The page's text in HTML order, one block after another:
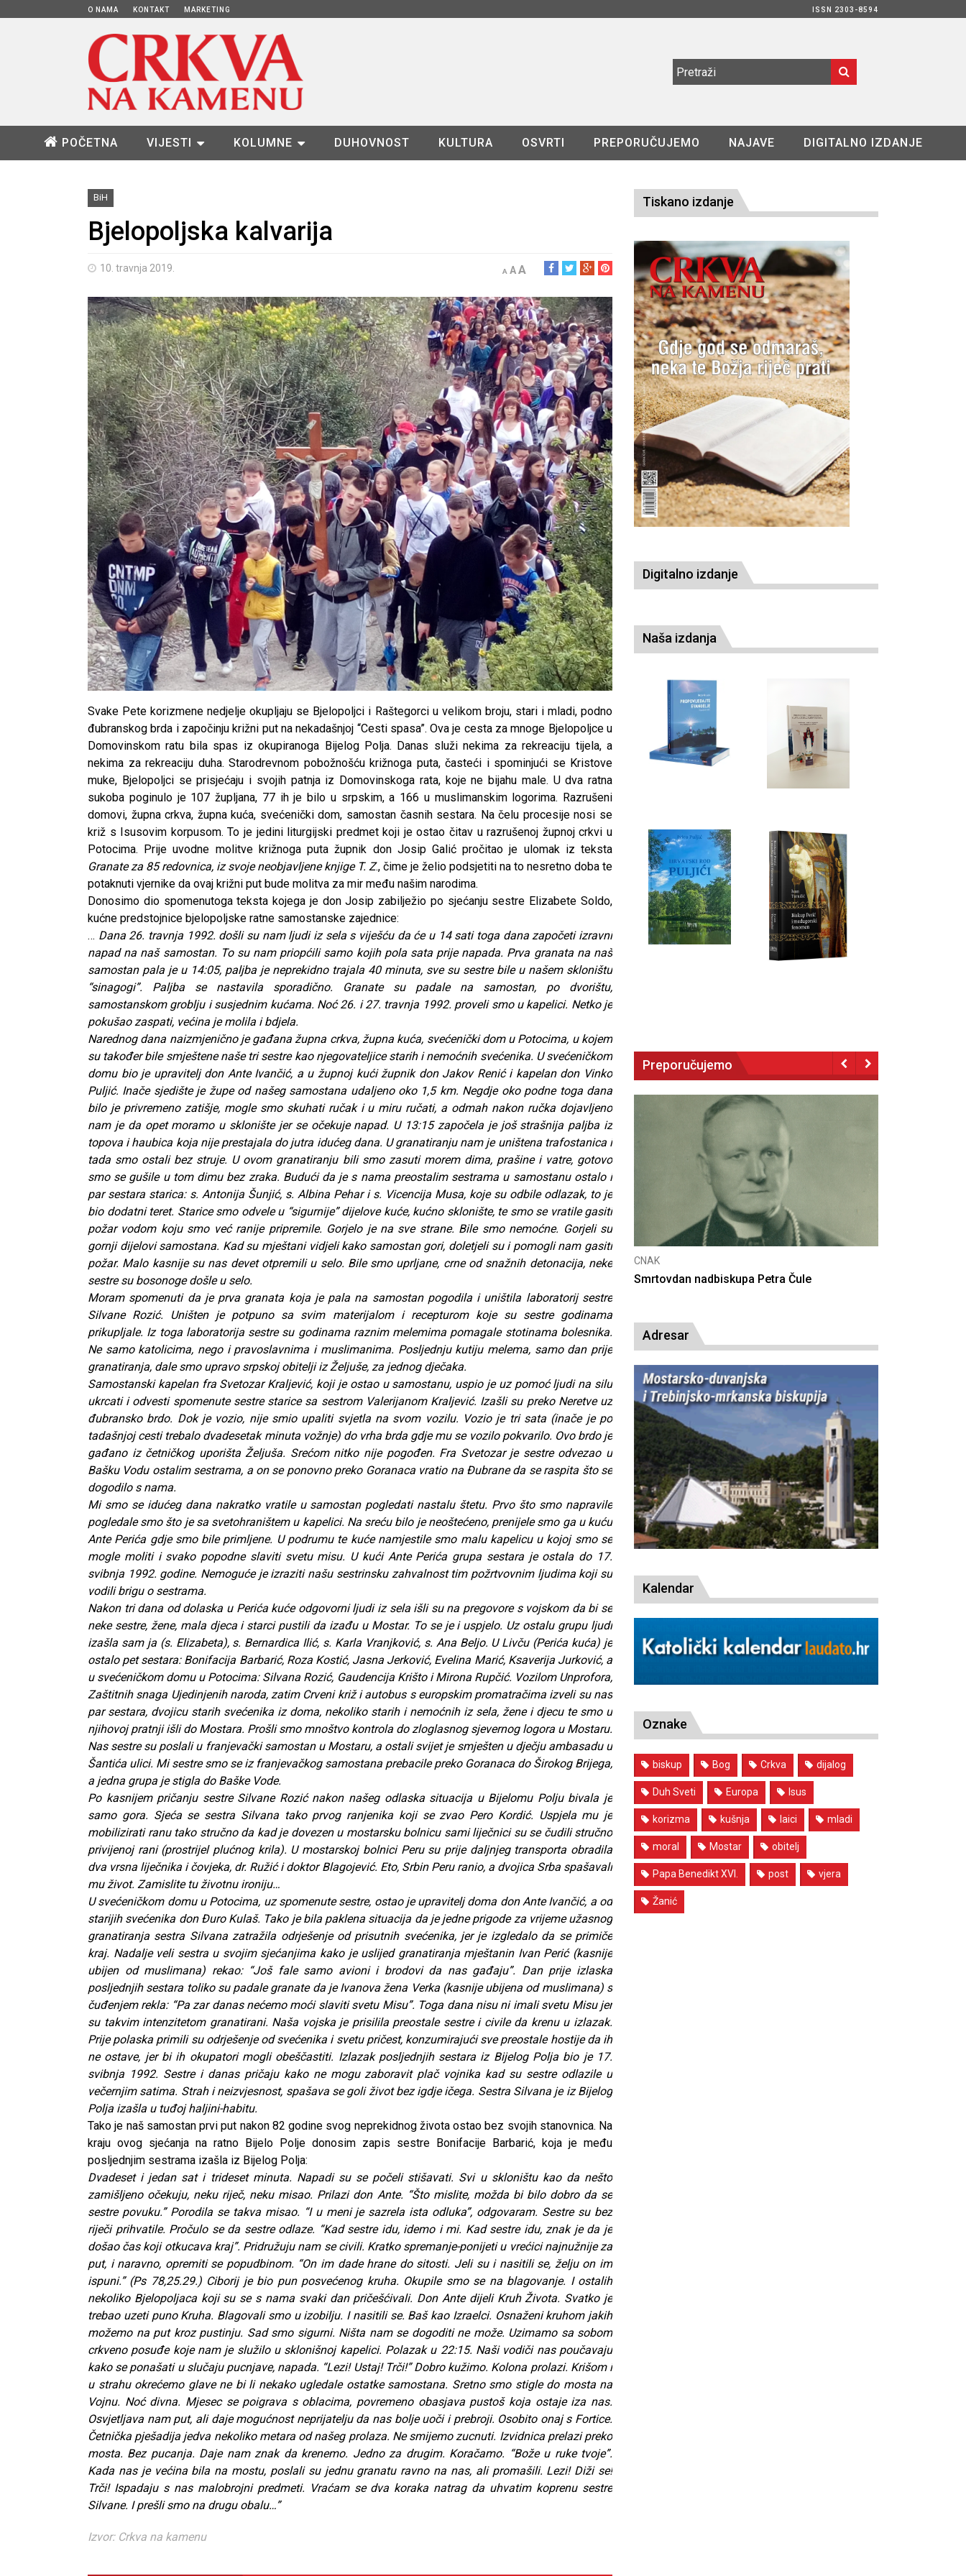
O NAMA KONTAKT MARKETING ISSN 2303-8594
POČETNA VIJESTI KOLUMNE DUHOVNOST KULTURA OSVRTI PREPORUČUJEMO NAJAVE DIGITALNO IZDANJE
BiH
Bjelopoljska kalvarija
10. travnja 2019. A AA
Svake Pete korizmene nedjelje okupljaju se Bjelopoljci i Raštegorci u velikom broju, stari i mladi, podno
đubranskog brda i započinju križni put na nekadašnjoj “Cesti spasa”. Ova je cesta za mnoge Bjelopoljce u
Domovinskom ratu bila spas iz okupiranoga Bijelog Polja. Danas služi nekima za rekreaciju tijela, a
nekima za rekreaciju duha. Starodrevnom pobožnošću križnoga puta, časteći i spominjući se Kristove
muke, Bjelopoljci se prisjećaju i svojih patnja iz Domovinskoga rata, koje ne bijahu male. U dva ratna
sukoba poginulo je 107 župljana, 77 ih je bilo u srpskim, a 166 u muslimanskim logorima. Razrušeni
domovi, župna crkva, župna kuća, svećenički dom, samostan časnih sestara. Na čelu procesije nosi se
križ s Isusovim korpusom. To je jedini liturgijski predmet koji je ostao čitav u razrušenoj župnoj crkvi u
Potocima. Prije uvodne molitve križnoga puta župnik don Josip Galić pročitao je ulomak iz teksta
Granate za 85 redovnica, iz svoje neobjavljene knjige T. Z., čime je želio podsjetiti na to nesretno doba te
potaknuti vjernike da ovaj križni put bude molitva za mir među našim narodima.
Donosimo dio spomenutoga teksta kojega je don Josip zabilježio po sjećanju sestre Elizabete Soldo,
kućne predstojnice bjelopoljske ratne samostanske zajednice:
… Dana 26. travnja 1992. došli su nam ljudi iz sela s viješću da će u 14 sati toga dana započeti izravni
napad na naš samostan. To su nam priopćili samo kojih pola sata prije napada. Prva granata na naš
samostan pala je u 14:05, paljba je neprekidno trajala 40 minuta, sve su sestre bile u našem skloništu
“sinagogi”. Paljba se nastavila sporadično. Granate su padale na samostan, po dvorištu,
samostanskom groblju i susjednim kućama. Noć 26. i 27. travnja 1992. proveli smo u kapelici. Netko je
pokušao zaspati, većina je molila i bdjela.
Narednog dana naizmjenično je gađana župna crkva, župna kuća, svećenički dom u Potocima, u kojem
su također bile smještene naše tri sestre kao njegovateljice starih i nemoćnih svećenika. U svećeničkom
domu bio je upravitelj don Ante Ivančić, a u župnoj kući župnik don Jakov Renić i kapelan don Vinko
Puljić. Inače sjedište je župe od našeg samostana udaljeno oko 1,5 km. Negdje oko podne toga dana
bilo je privremeno zatišje, mogle smo skuhati ručak i u miru ručati, a odmah nakon ručka dojavljeno
nam je da opet moramo u sklonište jer se očekuje napad. U 13:15 započela je još strašnija paljba iz
topova i haubica koja nije prestajala do jutra idućeg dana. U granatiranju nam je uništena trafostanica i
tada smo ostali bez struje. U ovom granatiranju bili smo zasuti morem dima, prašine i vatre, gotovo
smo se gušile u tom dimu bez zraka. Budući da je s nama preostalim sestrama u samostanu ostalo i
par sestara starica: s. Antonija Šunjić, s. Albina Pehar i s. Vicencija Musa, koje su odbile odlazak, to je
bio dodatni teret. Starice smo odvele u “sigurnije” dijelove kuće, kućno sklonište, te smo se vratile gasiti
požar vodom koju smo već ranije pripremile. Gorjelo je na sve strane. Bile smo nemoćne. Gorjeli su
gornji dijelovi samostana. Kad su mještani vidjeli kako samostan gori, doletjeli su i pomogli nam gasiti
požar. Malo kasnije su nas devet otpremili u selo. Bile smo uprljane, crne od snažnih detonacija, neke
sestre su bosonoge došle u selo.
Moram spomenuti da je prva granata koja je pala na samostan pogodila i uništila laboratorij sestre
Silvane Rozić. Uništen je potpuno sa svim materijalom i recepturom koje su sestre godinama
prikupljale. Iz toga laboratorija sestre su godinama raznim melemima pomagale stotinama bolesnika.
Ne samo katolicima, nego i pravoslavnima i muslimanima. Posljednju kutiju melema, samo dan prije
granatiranja, dale smo upravo srpskoj obitelji iz Željuše, za jednog dječaka.
Samostanski kapelan fra Svetozar Kraljević, koji je ostao u samostanu, uspio je uz pomoć ljudi na silu
ukrcati i odvesti spomenute sestre starice sa sestrom Valerijanom Kraljević. Izašli su preko Neretve uz
đubransko brdo. Dok je vozio, nije smio upaliti svjetla na svom vozilu. Vozio je tri sata (inače je po
tadašnjoj cesti trebalo dvadesetak minuta vožnje) do vrha brda gdje mu se vozilo pokvarilo. Ovo brdo je
gađano iz četničkog uporišta Željuša. Srećom nitko nije pogođen. Fra Svetozar je sestre odvezao u
Bašku Vodu ostalim sestrama, a on se ponovno preko Goranaca vratio na Đubrane da se raspita što se
dogodilo s nama.
Mi smo se idućeg dana nakratko vratile u samostan pogledati nastalu štetu. Prvo što smo napravile
pogledale smo što je sa svetohraništem u kapelici. Na sreću bilo je neoštećeno, prenijele smo ga u kuću
Ante Perića gdje smo bile primljene. U podrumu te kuće namjestile smo malu kapelicu u kojoj smo se
mogle moliti i svako popodne slaviti svetu misu. U kući Ante Perića grupa sestara je ostala do 17.
svibnja 1992. godine. Nemoguće je izraziti našu sestrinsku zahvalnost tim požrtvovnim ljudima koji su
vodili brigu o sestrama.
Nakon tri dana od dolaska u Perića kuće odgovorni ljudi iz sela išli su na pregovore s vojskom da bi se
neke sestre, žene, mala djeca i starci pustili da izađu u Mostar. To se je i uspjelo. Uz ostalu grupu ljudi
izašla sam ja (s. Elizabeta), s. Bernardica Ilić, s. Karla Vranjković, s. Ana Beljo. U Livču (Perića kuća) je
ostalo pet sestara: Bonifacija Barbarić, Roza Kostić, Jasna Jerković, Evelina Marić, Ksaverija Jurković, a
u svećeničkom domu u Potocima: Silvana Rozić, Gaudencija Krišto i Mirona Rupčić. Vozilom Unprofora,
Zaštitnih snaga Ujedinjenih naroda, zatim Crveni križ i autobus s europskim promatračima izveli su nas
par sestara, dvojicu starih svećenika iz doma, nekoliko starih i nemoćnih iz sela, žene i djecu te smo u
njihovoj pratnji išli do Mostara. Prošli smo mnoštvo kontrola do zloglasnog sjevernog logora u Mostaru.
Nas sestre su poslali u franjevački samostan u Mostaru, a ostali svijet je smješten u dječju ambasadu u
Šantića ulici. Mi sestre smo se iz franjevačkog samostana prebacile preko Goranaca do Širokog Brijega,
a jedna grupa je stigla do Baške Vode.
Po kasnijem pričanju sestre Silvane Rozić nakon našeg odlaska situacija u Bijelomu Polju bivala je
samo gora. Sjeća se sestra Silvana tako prvog ranjenika koji se zvao Pero Kordić. Uspjela mu je
mobilizirati ranu tako stručno da kad je dovezen u mostarsku bolnicu sami liječnici su se čudili stručno
privijenoj rani (prostrijel plućnog krila). U mostarskoj bolnici Peru su prije daljnjeg transporta obradila
dva vrsna liječnika i čovjeka, dr. Ružić i doktor Blagojević. Eto, Srbin Peru ranio, a dvojica Srba spašavali
mu život. Zamislite tu životnu ironiju…
U svećeničkom domu u Potocima, uz spomenute sestre, ostao je upravitelj doma don Ante Ivančić, a od
starijih svećenika don Đuro Kulaš. Tako je bila paklena situacija da je jedne prigode za vrijeme užasnog
granatiranja sestra Silvana zatražila odrješenje od prisutnih svećenika, jer je izgledalo da se primiče
kraj. Nadalje veli sestra u svojim sjećanjima kako je uslijed granatiranja mještanin Ivan Perić (kasnije
ubijen od muslimana) rekao: “Još fale samo avioni i brodovi da nas gađaju”. Dan prije izlaska
posljednjih sestara toliko su padale granate da je Ivanova žena Verka (kasnije ubijena od muslimana) s
čuđenjem rekla: “Pa zar danas nećemo moći slaviti svetu Misu”. Toga dana nisu ni imali svetu Misu jer
su takvim intenzitetom granatirani. Naša vojska je prisilila preostale sestre i civile da krenu u izlazak.
Prije polaska primili su odrješenje od svećenika i svetu pričest, konzumirajući sve preostale hostije da ih
ne ostave, jer bi ih okupatori mogli obeščastiti. Izlazak posljednjih sestara iz Bijelog Polja bio je 17.
svibnja 1992. Sestre i danas pričaju kako ne mogu zaboravit plač vojnika kad su sestre odlazile u
večernjim satima. Strah i neizvjesnost, spašava se goli život bez igdje ičega. Sestra Silvana je iz Bijelog
Polja izašla u tuđoj haljini-habitu.
Tako je naš samostan prvi put nakon 82 godine svog neprekidnog života ostao bez svojih stanovnica. Na
kraju ovog sjećanja na ratno Bijelo Polje donosim zapis sestre Bonifacije Barbarić, koja je među
posljednjim sestrama izašla iz Bijelog Polja:
Dvadeset i jedan sat i trideset minuta. Napadi su se počeli stišavati. Svi u skloništu kao da nešto
zamišljeno očekuju, neku riječ, neku misao. Prilazi don Ante. “Što mislite, možda bi bilo dobro da se
sestre povuku.” Porodila se takva misao. “I u meni je sazrela ista odluka”, odgovaram. Sestre su bez
riječi prihvatile. Pročulo se da sestre odlaze. “Kad sestre idu, idemo i mi. Kad sestre idu, znak je da je
došao čas koji otkucava kraj”. Pridružuju nam se civili. Kratko spremanje-ponijeti u vrećici najnužnije za
put, i naravno, opremiti se popudbinom. “On im dade hrane do sitosti. Jeli su i nasitili se, želju on im
ispuni.” (Ps 78,25.29.) Ciborij je bio pun posvećenog kruha. Okupile smo se na blagovanje. I ostalih
nekoliko Bjelopoljaca koji su se s nama svaki dan pričešćivali. Don Ante dijeli Kruh Života. Svatko je
trebao uzeti puno Kruha. Blagovali smo u izobilju. I nasitili se. Baš kao Izraelci. Osnaženi kruhom jakih
možemo na put kroz pustinju. Sad smo sigurni. Ništa nam se dogoditi ne može. Uzimamo sa sobom
crkveno posuđe koje nam je služilo u sklonišnoj kapelici. Polazak u 22:15. Naši vodiči nas poučavaju
kako se ponašati u slučaju pucnjave, napada. “Lezi! Ustaj! Trči!” Dobro kužimo. Kolona prolazi. Krišom i
u strahu okrećemo glave ne bi li nekako ugledale ostatke samostana. Sretno smo stigle do mosta na
Vojnu. Noć divna. Mjesec se poigrava s oblacima, povremeno obasjava pustoš koja ostaje iza nas.
Osvjetljava nam put, ali daje mogućnost neprijatelju da nas bolje uoči i prebroji. Osobito onaj s Fortice.
Četnička pješadija jedva nekoliko metara od našeg prolaza. Ne smijemo zucnuti. Izvidnica prelazi preko
mosta. Bez pucanja. Daje nam znak da krenemo. Jedno za drugim. Koračamo. “Bože u ruke tvoje”.
Kada nas je većina bila na mostu, poslali su jednu granatu ravno na nas, ali promašili. Lezi! Diži se!
Trči! Ispadaju s nas malobrojni predmeti. Vraćam se dva koraka natrag da uhvatim koprenu sestre
Silvane. I prešli smo na drugu obalu…”
Izvor: Crkva na kamenu
Tiskano izdanje
Digitalno izdanje
Naša izdanja
Preporučujemo
CNAK
Kad se nasilje pretvara u optužnicu
CNAK CNAK
Deseta obljetnica poništenja komunističke
Adresar
Kalendar
Oznake
biskup Bog Crkva dijalog
Duh Sveti Europa Isus
korizma kušnja laici mladi
moral Mostar obitelj
Papa Benedikt XVI. post vjera
Žanić